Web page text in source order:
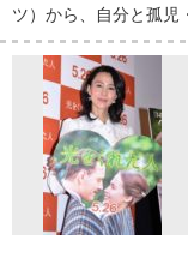
ツ）から、自分と孤児